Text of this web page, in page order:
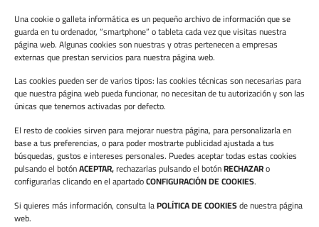
Una cookie o galleta informática es un pequeño archivo de información que se
guarda en tu ordenador, “smartphone” o tableta cada vez que visitas nuestra
página web. Algunas cookies son nuestras y otras pertenecen a empresas
externas que prestan servicios para nuestra página web.
Las cookies pueden ser de varios tipos: las cookies técnicas son necesarias para
que nuestra página web pueda funcionar, no necesitan de tu autorización y son las
únicas que tenemos activadas por defecto.
El resto de cookies sirven para mejorar nuestra página, para personalizarla en
base a tus preferencias, o para poder mostrarte publicidad ajustada a tus
búsquedas, gustos e intereses personales. Puedes aceptar todas estas cookies
pulsando el botónACEPTAR,rechazarlas pulsando el botónRECHAZARo
configurarlas clicando en el apartadoCONFIGURACIÓN DE COOKIES.
Si quieres más información, consulta laPOLÍTICA DE COOKIESde nuestra página
web.
RECENT POSTS
VRP ELECTRIC, tercer lloc en el Torneig de Pàdel del Club
Cámara Valencia
QUÈ SÓN LES INSTAL·LACIONS SOLARS COMPARTIDES
VRP ELECTRIC S’INCORPORA A AVICLIMA PER A CONTINUAR
IMPULSANT LA PROFESSIONALITZACIÓ DEL SECTOR
ERRORS QUE ENCARIXEN UNA INSTAL·LACIÓ SOLAR I COM
EVITAR-LOS